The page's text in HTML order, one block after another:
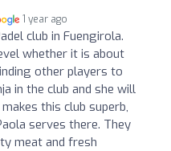
1 year ago
club in Fuengirola.
whether it is about
other players to
in the club and she will
this club superb,
serves there. They
meat and fresh